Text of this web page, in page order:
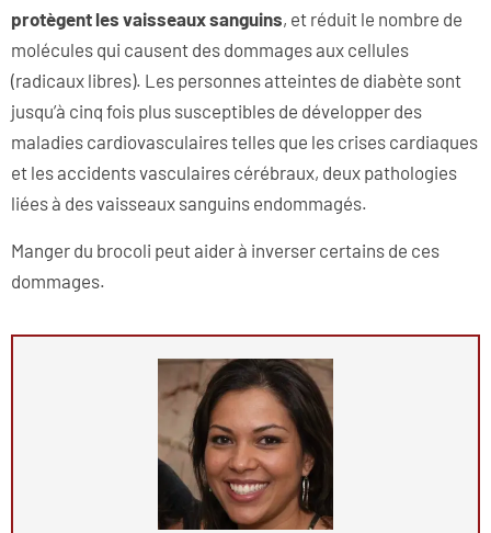
protègent les vaisseaux sanguins, et réduit le nombre de
molécules qui causent des dommages aux cellules
(radicaux libres). Les personnes atteintes de diabète sont
jusqu’à cinq fois plus susceptibles de développer des
maladies cardiovasculaires telles que les crises cardiaques
et les accidents vasculaires cérébraux, deux pathologies
liées à des vaisseaux sanguins endommagés.
Manger du brocoli peut aider à inverser certains de ces
dommages.